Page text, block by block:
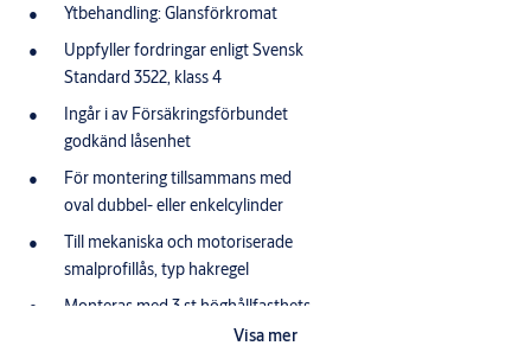
Ytbehandling: Glansförkromat
Uppfyller fordringar enligt Svensk
Standard 3522, klass 4
Ingår i av Försäkringsförbundet
godkänd låsenhet
För montering tillsammans med
oval dubbel- eller enkelcylinder
Till mekaniska och motoriserade
smalprofillås, typ hakregel
Monteras med 3 st höghållfasthets-
skruvar och 3 st envägsskruvar samt
Visa mer